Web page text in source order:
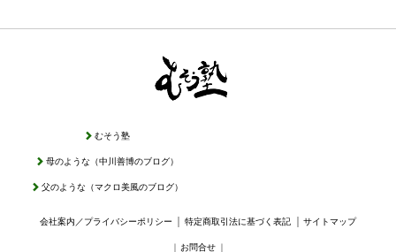
むそう塾
母のような（中川善博のブログ）
父のような（マクロ美風のブログ）
会社案内／プライバシーポリシー ｜ 特定商取引法に基づく表記 ｜サイトマップ
｜ お問合せ ｜